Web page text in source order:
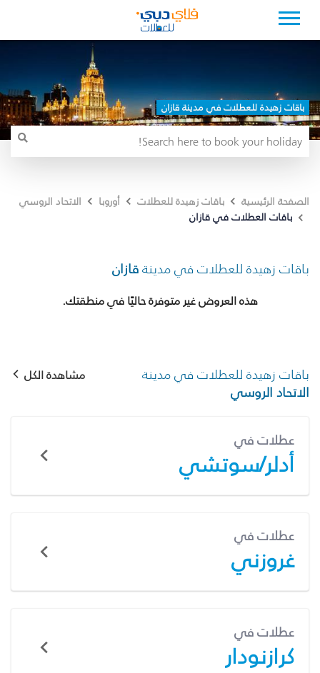
باقات زهيدة للعطلات في مدينة قازان
الصفحة الرئيسية باقات زهيدة للعطلات أوروبا
الاتحاد الروسي
باقات العطلات في قازان
باقات زهيدة للعطلات في مدينةقازان
هذه العروض غير متوفرة حاليًا في منطقتك.
باقات زهيدة للعطلات في مدينة
الاتحاد الروسي
مشاهدة الكل
عطلات في
أدلر/سوتشي
عطلات في
غروزني
عطلات في
كرازنودار